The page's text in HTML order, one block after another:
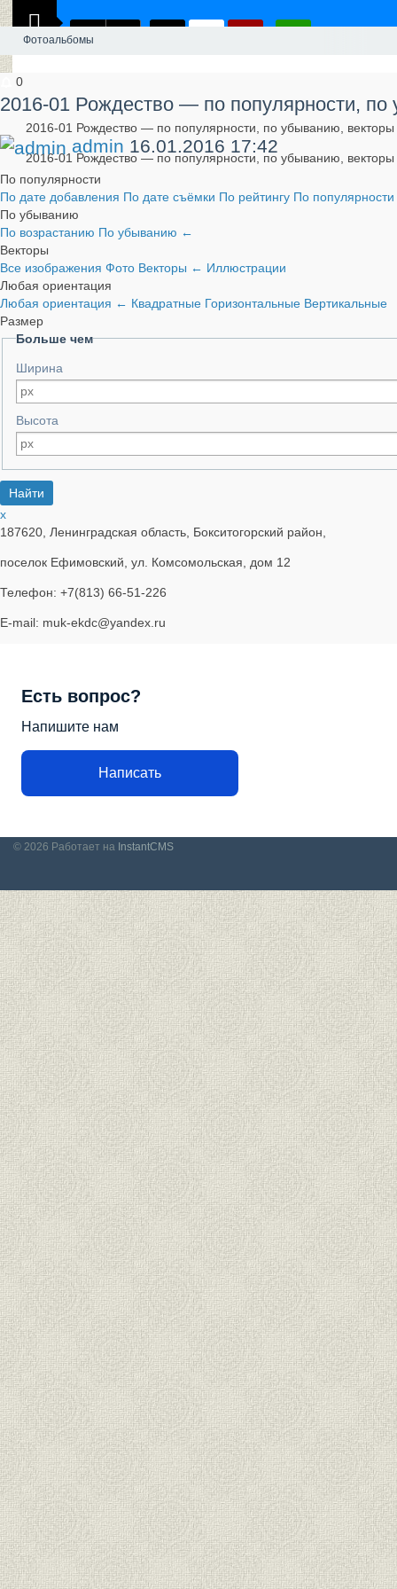
2016-01 Рождество — по популярности, по убыванию,
2016-01 Рождество — по популярности, по убыванию, векторы
Фотоальбомы
0
2016-01 Рождество — по популярности,
admin 16.01.2016 17:42
По популярности
По дате добавления По дате съёмки По рейтингу По популярности
По убыванию
По возрастанию По убыванию ←
Векторы
Все изображения Фото Векторы ← Иллюстрации
Любая ориентация
Любая ориентация ← Квадратные Горизонтальные Вертикальные
Размер
Больше чем
Ширина
Высота
x
187620, Ленинградская область, Бокситогорский район,
поселок Ефимовский, ул. Комсомольская, дом 12
Телефон: +7(813) 66-51-226
E-mail: muk-ekdc@yandex.ru
Есть вопрос?
Напишите нам
Написать
© 2026 Работает на InstantCMS